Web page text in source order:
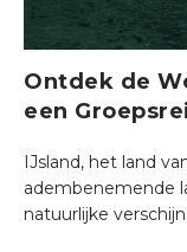
Ontdek de
een
IJsland, het land
adembenemende
natuurlijke